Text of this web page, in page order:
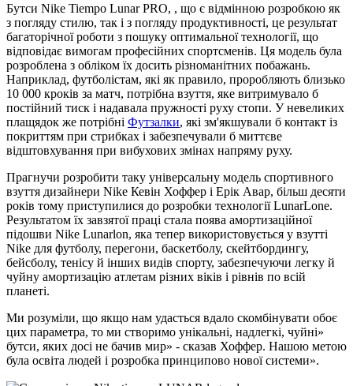
Бутси Nike Tiempo Lunar PRO, , що є відмінною розробкою як
з погляду стилю, так і з погляду продуктивності, це результат
багаторічної роботи з пошуку оптимальної технології, що
відповідає вимогам професійних спортсменів. Ця модель була
розроблена з обліком їх досить різноманітних побажань.
Наприклад, футболістам, які як правило, проробляють близько
10 000 кроків за матч, потрібна взуття, яке витримувало б
постійний тиск і надавала пружності руху стопи. У невеликих
плащядок же потрібні Футзалки, які зм'якшували б контакт із
покриттям при стрибках і забезпечували б миттєве
відштовхування при вибухових змінах напряму руху.
Прагнучи розробити таку універсальну модель спортивного
взуття дизайнери Nike Кевін Хоффер і Ерік Авар, більш десяти
років тому приступилися до розробки технології LunarLone.
Результатом їх завзятої праці стала поява амортизаційної
підошви Nike Lunarlon, яка тепер використовується у взутті
Nike для футболу, перегони, баскетболу, скейтбордингу,
бейсболу, тенісу й інших видів спорту, забезпечуючи легку й
чуйну амортизацію атлетам різних віків і рівнів по всій
планеті.
Ми розуміли, що якщо нам удасться вдало скомбінувати обоє
цих параметра, то ми створимо унікальні, надлегкі, чуйні»
бутси, яких досі не бачив мир» - сказав Хоффер. Нашою метою
була освіта людей і розробка принципово нової системи».